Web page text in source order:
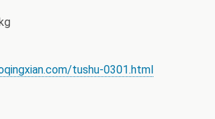
tushu-0301.html